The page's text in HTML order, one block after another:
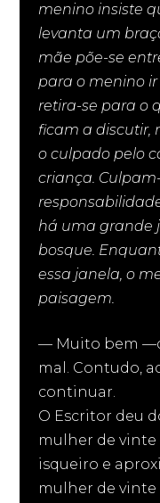
menino insiste
levanta um
mãe põe-se
para o menino
retira-se para o
ficam a discutir,
o culpado pelo
criança.
há uma grande
bosque.
essa janela, o
paisagem.
— Muito bem
mal. Contudo,
continuar.
O Escritor deu
mulher de vinte
isqueiro e
mulher de vinte